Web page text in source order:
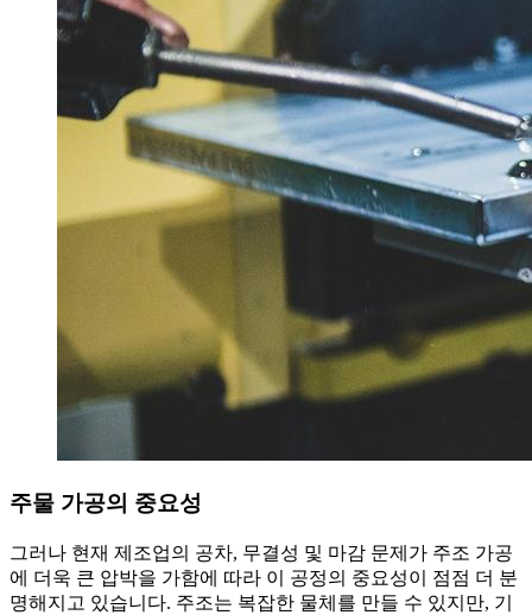
주물 가공의 중요성
그러나 현재 제조업의 공차, 무결성 및 마감 문제가 주조 가공
에 더욱 큰 압박을 가함에 따라 이 공정의 중요성이 점점 더 분
명해지고 있습니다. 주조는 복잡한 물체를 만들 수 있지만, 기